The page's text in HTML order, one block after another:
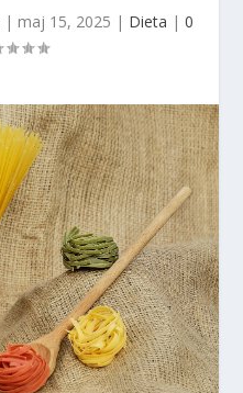
| maj 15, 2025 | Dieta | 0